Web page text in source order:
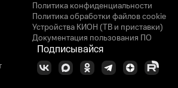
Политика конфиденциальности
Политика обработки файлов cookie
Устройства КИОН (ТВ и приставки)
Документация пользования ПО
Подписывайся